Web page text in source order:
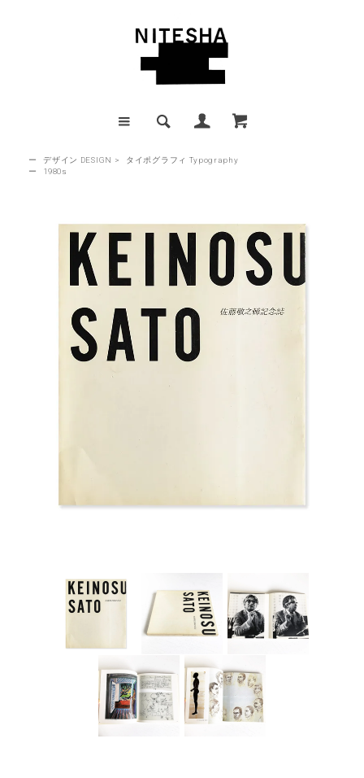
ー デザイン DESIGN >
タイポグラフィ Typography
ー
1980s